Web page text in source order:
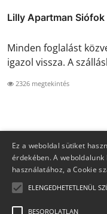
Lilly Apartman Siófok
Minden foglalást
igazol vissza. A
2326 megtekintés
Ez a weboldal sütiket
érdekében. A
használatához, a Cookie
ELENGEDHETETLENÜL
BESOROLATLAN